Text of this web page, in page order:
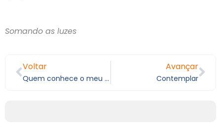
Somando as luzes
Voltar
Quem conhece o meu irmão?
Avançar
Contemplar